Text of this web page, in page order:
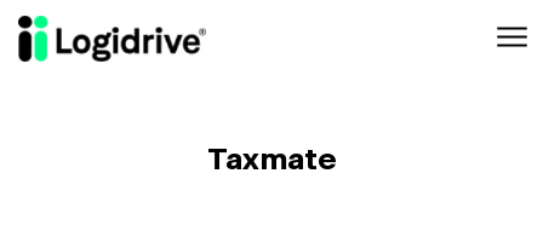
Aller au contenu principal
Taxmate